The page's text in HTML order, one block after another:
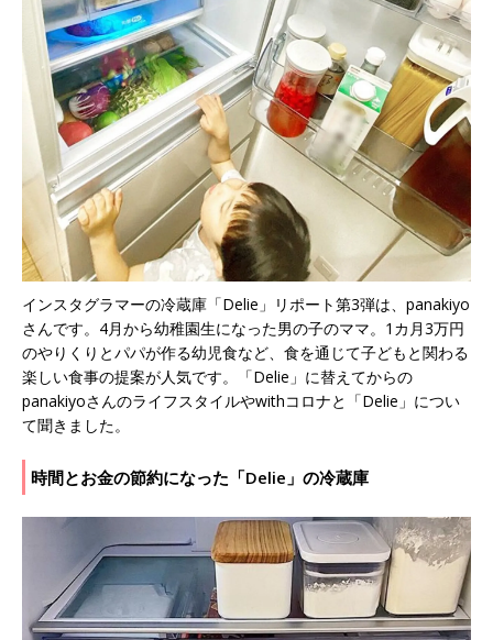
インスタグラマーの冷蔵庫「Delie」リポート第3弾は、panakiyo
さんです。4月から幼稚園生になった男の子のママ。1カ月3万円
のやりくりとパパが作る幼児食など、食を通じて子どもと関わる
楽しい食事の提案が人気です。「Delie」に替えてからの
panakiyoさんのライフスタイルやwithコロナと「Delie」につい
て聞きました。
時間とお金の節約になった「Delie」の冷蔵庫